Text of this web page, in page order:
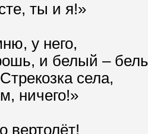
ты и я!»
у него,
и белый –
села,
ничего!»
вертолёт!